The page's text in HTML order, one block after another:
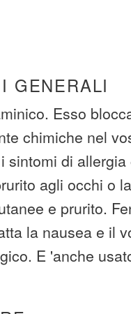
GENERALI
Esso
chimiche nel
sintomi di
agli occhi o
e prurito.
la nausea e il
E 'anche